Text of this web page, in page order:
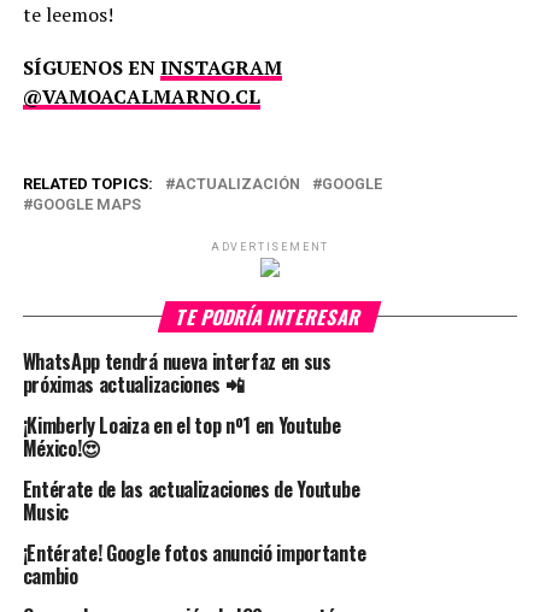
te leemos!
SÍGUENOS ENINSTAGRAM
@VAMOACALMARNO.CL
RELATED TOPICS: ACTUALIZACIÓN
GOOGLE
GOOGLE MAPS
ADVERTISEMENT
TE PODRÍA INTERESAR
WhatsApp tendrá nueva interfaz en sus
próximas actualizaciones 📲
¡Kimberly Loaiza en el top nº1 en Youtube
México!😍
Entérate de las actualizaciones de Youtube
Music
¡Entérate! Google fotos anunció importante
cambio